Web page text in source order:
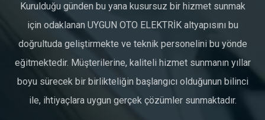
Kurulduğu günden bu yana kusursuz bir hizmet sunmak
için odaklanan UYGUN OTO ELEKTRİK altyapısını bu
doğrultuda geliştirmekte ve teknik personelini bu yönde
eğitmektedir. Müşterilerine, kaliteli hizmet sunmanın yıllar
boyu sürecek bir birlikteliğin başlangıcı olduğunun bilinci
ile, ihtiyaçlara uygun gerçek çözümler sunmaktadır.